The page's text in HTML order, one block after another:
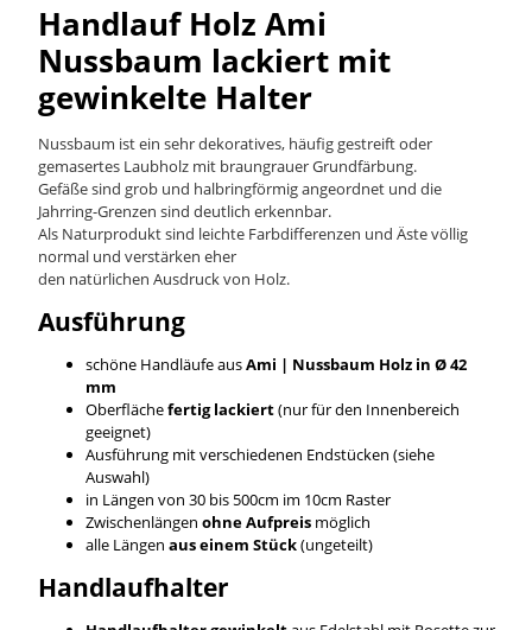
Handlauf Holz Ami
Nussbaum lackiert mit
gewinkelte Halter
Nussbaum ist ein sehr dekoratives, häufig gestreift oder
gemasertes Laubholz mit braungrauer Grundfärbung.
Gefäße sind grob und halbringförmig angeordnet und die
Jahrring-Grenzen sind deutlich erkennbar.
Als Naturprodukt sind leichte Farbdifferenzen und Äste völlig
normal und verstärken eher
den natürlichen Ausdruck von Holz.
Ausführung
schöne Handläufe ausAmi | Nussbaum Holz in Ø 42
mm
Oberflächefertig lackiert(nur für den Innenbereich
geeignet)
Ausführung mit verschiedenen Endstücken (siehe
Auswahl)
in Längen von 30 bis 500cm im 10cm Raster
Zwischenlängen ohne Aufpreis möglich
alle Längen aus einem Stück(ungeteilt)
Handlaufhalter